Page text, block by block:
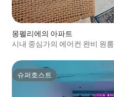
몽펠리에의 아파트
시내 중심가의 에어컨 완비 원룸
슈퍼호스트
슈퍼호스트